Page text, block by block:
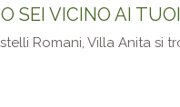
SEI VICINO AI
Romani, Villa Anita si